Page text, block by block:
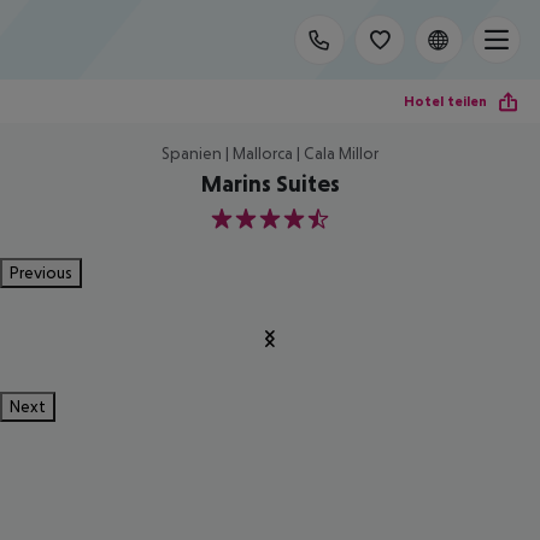
Hotel teilen
Spanien | Mallorca | Cala Millor
Marins Suites
4.5
Previous
Next